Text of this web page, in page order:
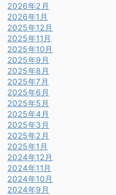
2026年2月
2026年1月
2025年12月
2025年11月
2025年10月
2025年9月
2025年8月
2025年7月
2025年6月
2025年5月
2025年4月
2025年3月
2025年2月
2025年1月
2024年12月
2024年11月
2024年10月
2024年9月